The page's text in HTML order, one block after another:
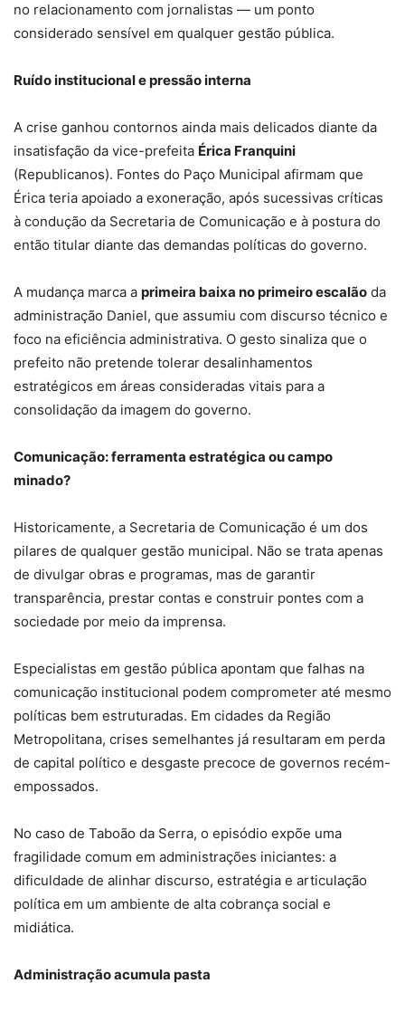
no relacionamento com jornalistas — um ponto
considerado sensível em qualquer gestão pública.
Ruído institucional e pressão interna
A crise ganhou contornos ainda mais delicados diante da
insatisfação da vice-prefeita Érica Franquini
(Republicanos). Fontes do Paço Municipal afirmam que
Érica teria apoiado a exoneração, após sucessivas críticas
à condução da Secretaria de Comunicação e à postura do
então titular diante das demandas políticas do governo.
A mudança marca a primeira baixa no primeiro escalão da
administração Daniel, que assumiu com discurso técnico e
foco na eficiência administrativa. O gesto sinaliza que o
prefeito não pretende tolerar desalinhamentos
estratégicos em áreas consideradas vitais para a
consolidação da imagem do governo.
Comunicação: ferramenta estratégica ou campo
minado?
Historicamente, a Secretaria de Comunicação é um dos
pilares de qualquer gestão municipal. Não se trata apenas
de divulgar obras e programas, mas de garantir
transparência, prestar contas e construir pontes com a
sociedade por meio da imprensa.
Especialistas em gestão pública apontam que falhas na
comunicação institucional podem comprometer até mesmo
políticas bem estruturadas. Em cidades da Região
Metropolitana, crises semelhantes já resultaram em perda
de capital político e desgaste precoce de governos recém-
empossados.
No caso de Taboão da Serra, o episódio expõe uma
fragilidade comum em administrações iniciantes: a
dificuldade de alinhar discurso, estratégia e articulação
política em um ambiente de alta cobrança social e
midiática.
Administração acumula pasta